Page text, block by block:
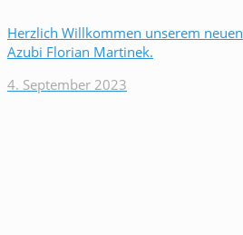
Herzlich Willkommen unserem neuen
Azubi Florian Martinek.
4. September 2023